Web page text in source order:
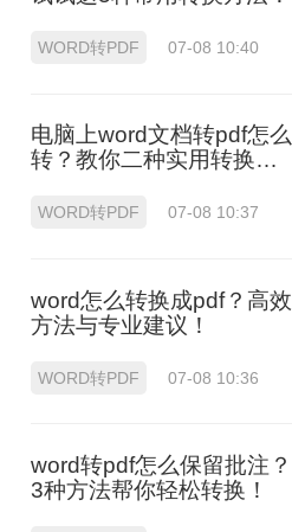
WORD转PDF 07-08 10:40
电脑上word文档转pdf怎么
转？教你二种实用转换方
WORD转PDF 07-08 10:37
word怎么转换成pdf？高效
方法与专业建议！
WORD转PDF 07-08 10:36
word转pdf怎么保留批注？
3种方法帮你轻松转换！